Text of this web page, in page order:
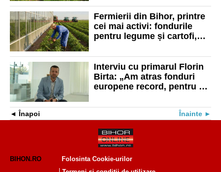
sustenabilă a județului
Fermierii din Bihor, printre
cei mai activi: fondurile
pentru legume și cartofi,
Interviu cu primarul Florin
Birta: „Am atras fonduri
europene record, pentru a
Înapoi Înainte
BIHON.RO
Folosinta Cookie-urilor